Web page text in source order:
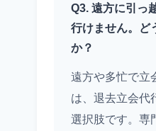
Q3. 遠方に引っ
行けません。ど
か？
遠方や多忙で立
は、退去立会代
選択肢です。専